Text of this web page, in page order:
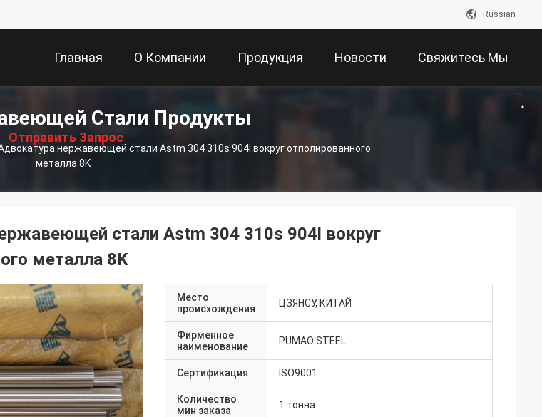
Russian
Главная
Страница
О Компании Продукция Новости Свяжитесь Мы
Отправить Запрос
Стали Продукты
нержавеющей стали Astm 304 310s 904l вокруг отполированного
металла 8K
стали Astm 304 310s 904l вокруг
металла 8K
Место
происхождения
ЦЗЯНСУ, КИТАЙ
Фирменное
наименование
PUMAO STEEL
Сертификация ISO9001
Количество
мин заказа
1 тонна